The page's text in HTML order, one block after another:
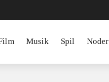
Musik Spil Noder